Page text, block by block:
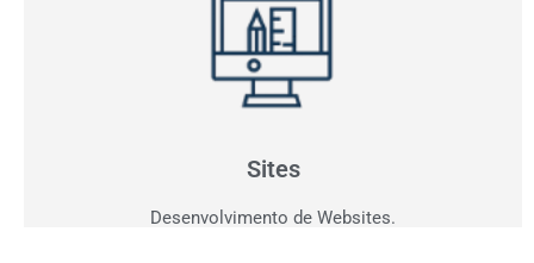
Sites
Desenvolvimento de Websites.
Quer vender pela internet? Desenvolvemos sites